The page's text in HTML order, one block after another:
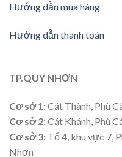
Hướng dẫn mua hàng
Hướng dẫn thanh toán
TP.QUY NHƠN
Cơ sở 1 : Cát Thành, Phù
Cơ sở 2: Cát Khánh, Phù
Cơ sở 3: Tổ 4, khu vực 7,
Nhơn